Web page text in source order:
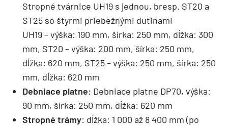
Stropné tvárnice UH19 s jednou, bresp. ST20 a
ST25 so štyrmi priebežnými dutinami
UH19 – výška: 190 mm, šírka: 250 mm, dĺžka: 300
mm, ST20 – výška: 200 mm, šírka: 250 mm,
dĺžka: 620 mm, ST25 – výška: 250 mm, šírka: 250
mm, dĺžka: 620 mm
Debniace platne: Debniace platne DP70, výška:
90 mm, šírka: 250 mm, dĺžka: 620 mm
Stropné trámy: dĺžka: 1 000 až 8 400 mm (po